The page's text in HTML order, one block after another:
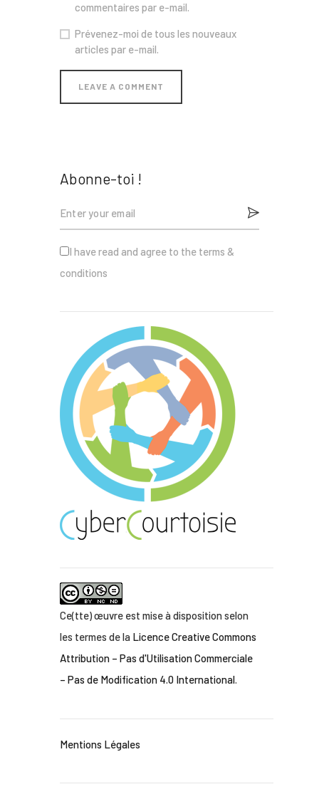
commentaires par e-mail.
Prévenez-moi de tous les nouveaux
articles par e-mail.
Abonne-toi !
I have read and agree to the terms &
conditions
Ce(tte) œuvre est mise à disposition selon
les termes de la Licence Creative Commons
Attribution – Pas d'Utilisation Commerciale
– Pas de Modification 4.0 International.
Mentions Légales